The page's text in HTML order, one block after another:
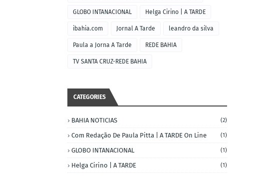
GLOBO INTANACIONAL Helga Cirino | A TARDE
ibahia.com Jornal A Tarde leandro da silva
Paula a Jorna A Tarde REDE BAHIA
TV SANTA CRUZ-REDE BAHIA
CATEGORIES
BAHIA NOTICIAS (2)
Com Redação De Paula Pitta | A TARDE On Line (1)
GLOBO INTANACIONAL (1)
Helga Cirino | A TARDE (1)